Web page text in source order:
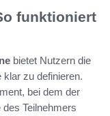
funktioniert
bietet Nutzern die
klar zu definieren.
bei dem der
Teilnehmers